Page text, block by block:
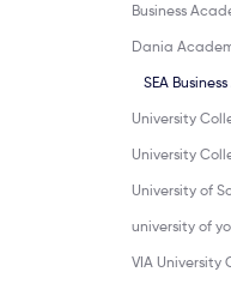
Business
Dania
SEA
University
University
University of
university of
VIA University